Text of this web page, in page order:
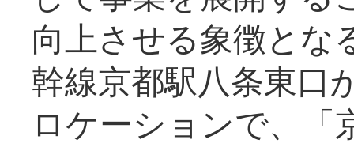
向上させる象徴とな
幹線京都駅八条東口
ロケーションで、「